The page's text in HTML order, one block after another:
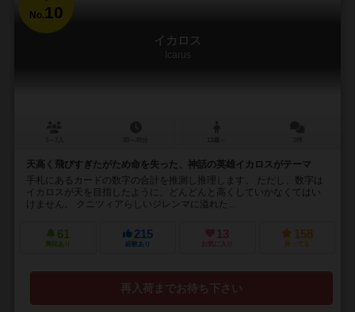
No. 10
イカロス
Icarus
天高く飛びすぎたがため命を失った、神話の英雄イカロスがテーマ
手札にあるカードの数字の合計を推測し推理します。 ただし、数字は
イカロスが天を目指したように、どんどんと高くしていかなくてはい
けません。 クニツィアらしいジレンマに溢れた...
61
興味あり
215
経験あり
13
お気に入り
158
持ってる
再入荷までお待ち下さい